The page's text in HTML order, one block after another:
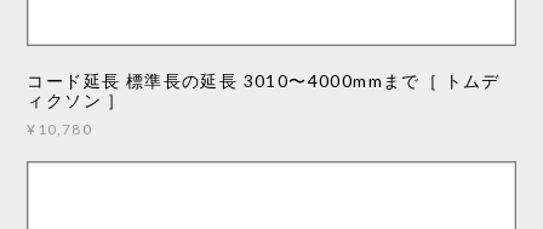
コード延長 標準長の延長 3010〜4000mmまで［ トムデ
ィクソン ］
¥10,780